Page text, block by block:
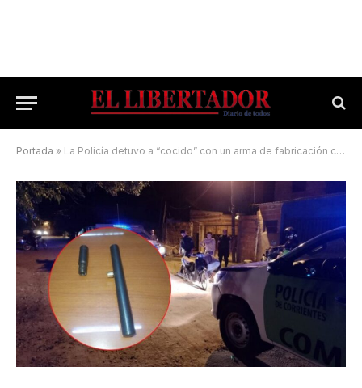
Portada » La Policía detuvo a “cocido” con un arma de fabricación casera